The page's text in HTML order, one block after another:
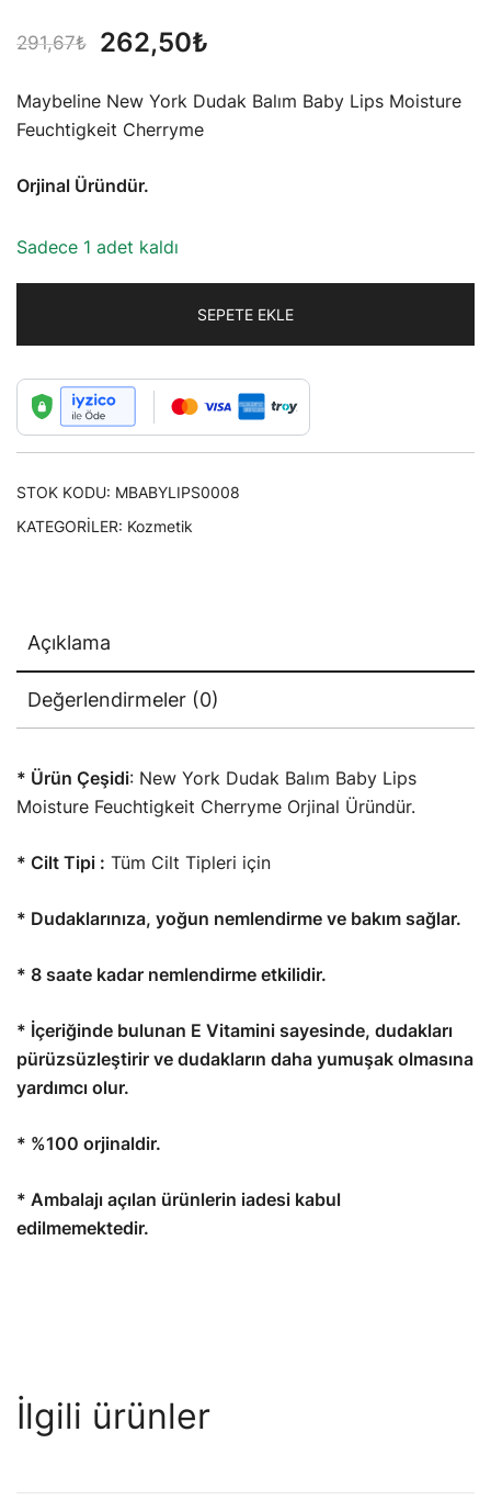
291,67₺
Orijinal
291,67₺.
262,50₺
Maybeline New York Dudak Balım Baby Lips Moisture
Feuchtigkeit Cherryme
Orjinal Üründür.
Sadece 1 adet kaldı
SEPETE EKLE
STOK KODU: MBABYLIPS0008
KATEGORILER: Kozmetik
Açıklama
Değerlendirmeler (0)
* Ürün Çeşidi: New York Dudak Balım Baby Lips
Moisture Feuchtigkeit Cherryme Orjinal Üründür.
* Cilt Tipi : Tüm Cilt Tipleri için
* Dudaklarınıza, yoğun nemlendirme ve bakım sağlar.
* 8 saate kadar nemlendirme etkilidir.
* İçeriğinde bulunan E Vitamini sayesinde, dudakları
pürüzsüzleştirir ve dudakların daha yumuşak olmasına
yardımcı olur.
* %100 orjinaldir.
* Ambalajı açılan ürünlerin iadesi kabul
edilmemektedir.
İlgili ürünler